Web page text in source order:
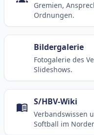
Gremien,
Ordnungen.
Bildergalerie
Fotogalerie des
Slideshows.
S/HBV-Wiki
Verbandswissen
Softball im